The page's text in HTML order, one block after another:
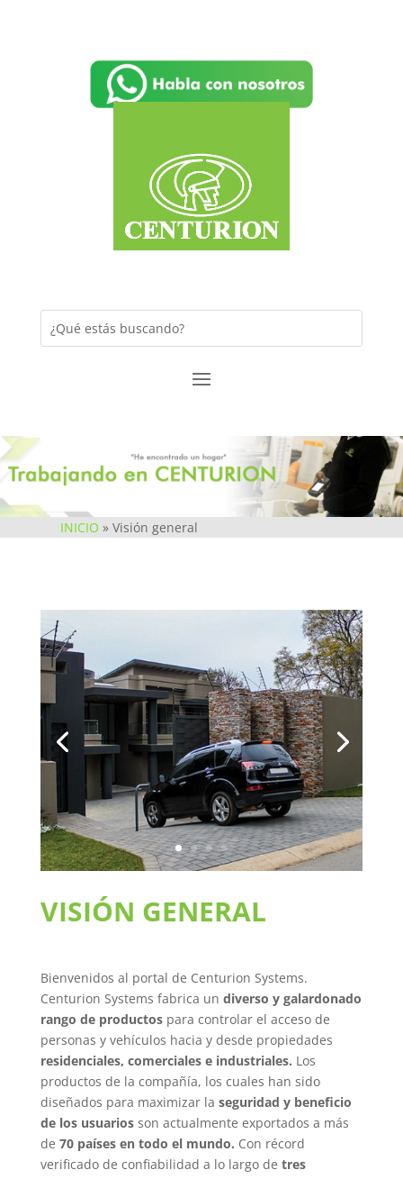
INICIO »Visión general
VISIÓN GENERAL
Bienvenidos al portal de Centurion Systems.
Centurion Systems fabrica un diverso y galardonado
rango de productospara controlar el acceso de
personas y vehículos hacia y desde propiedades
residenciales, comerciales e industriales. Los
productos de la compañía, los cuales han sido
diseñados para maximizar la seguridad y beneficio
de los usuariosson actualmente exportados a más
de 70 países en todo el mundo. Con récord
verificado de confiabilidad a lo largo de tres